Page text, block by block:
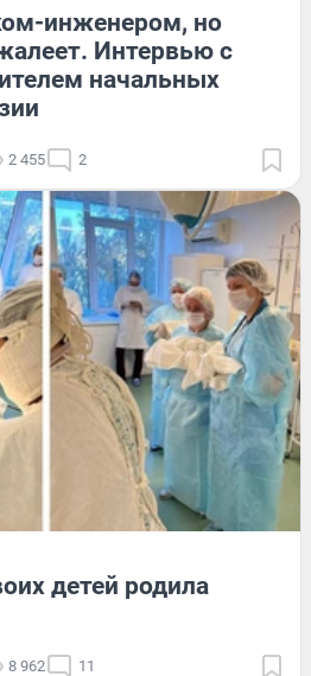
инженером, но
Интервью с
начальных
2 455 2
детей родила
8 962 11